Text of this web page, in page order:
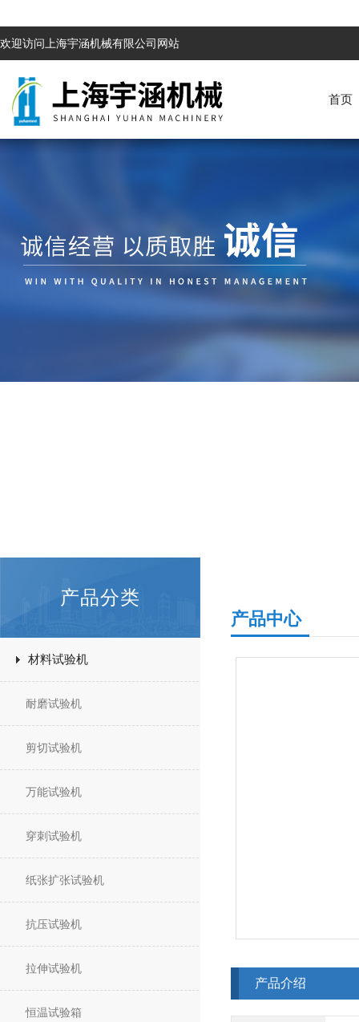
欢迎访问上海宇涵机械有限公司网站
首页
产品分类
材料试验机
耐磨试验机
剪切试验机
万能试验机
穿刺试验机
纸张扩张试验机
抗压试验机
拉伸试验机
恒温试验箱
产品中心
产品介绍